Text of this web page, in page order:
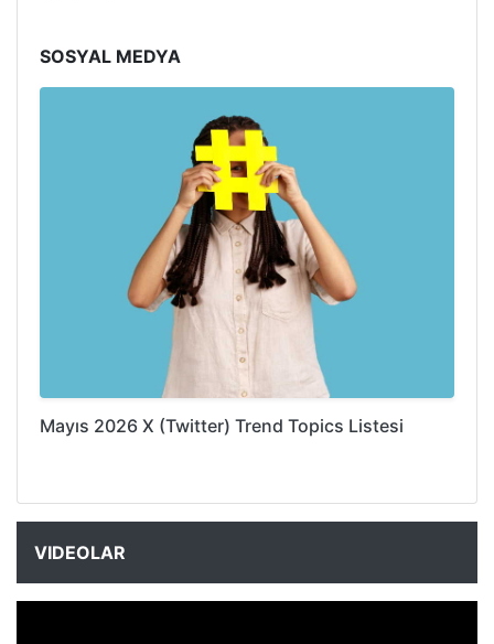
SOSYAL MEDYA
Mayıs 2026 X (Twitter) Trend Topics Listesi
VIDEOLAR